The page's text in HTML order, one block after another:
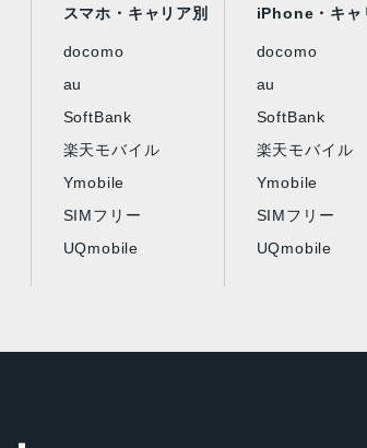
スマホ・キャリア別
docomo
au
SoftBank
楽天モバイル
Ymobile
SIMフリー
UQmobile
iPhone・キャ
docomo
au
SoftBank
楽天モバイル
Ymobile
SIMフリー
UQmobile